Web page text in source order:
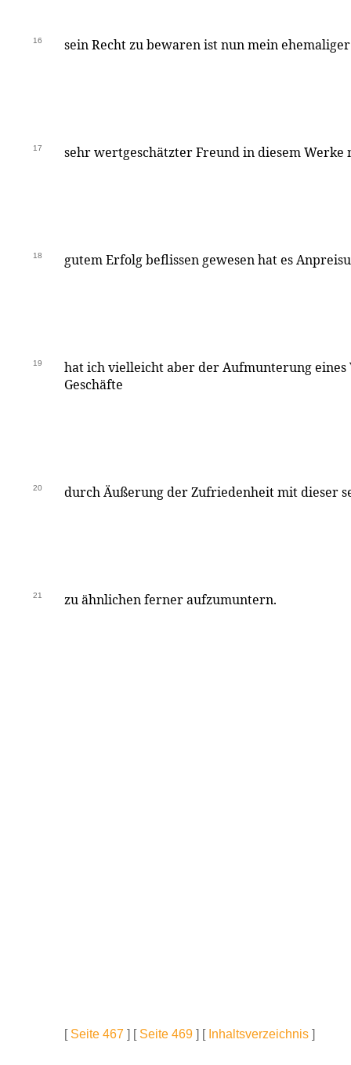
16 sein Recht zu bewaren ist nun mein
17 sehr wertgeschätzter Freund in diesem
18 gutem Erfolg beflissen gewesen hat es
19
hat ich vielleicht aber der Aufmunterung eines
Geschäfte
20 durch Äußerung der Zufriedenheit mit dieser
21 zu ähnlichen ferner aufzumuntern.
[ Seite 467 ] [ Seite 469 ] [ Inhaltsverzeichnis ]